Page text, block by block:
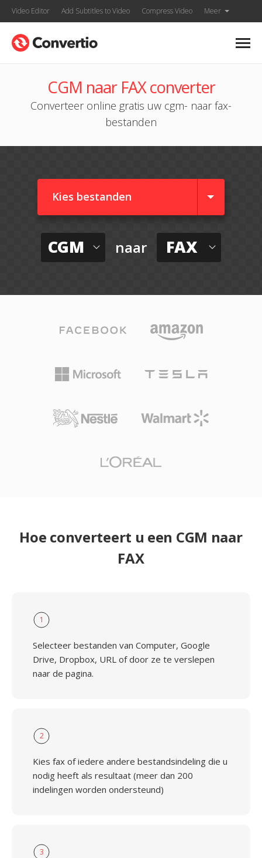
Video Editor Add Subtitles to Video Compress Video Meer
CGM naar FAX converter
Converteer online gratis uw cgm- naar fax-
bestanden
Kies bestanden
CGM naar FAX
Hoe converteert u een CGM naar
FAX
1
Selecteer bestanden van Computer, Google
Drive, Dropbox, URL of door ze te verslepen
naar de pagina.
2
Kies fax of iedere andere bestandsindeling die u
nodig heeft als resultaat (meer dan 200
indelingen worden ondersteund)
3